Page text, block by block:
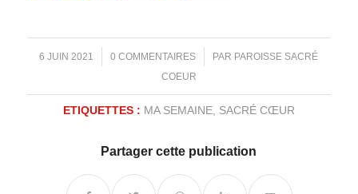
6 JUIN 2021
/ 0 COMMENTAIRES
/ PAR PAROISSE SACRÉ
COEUR
ETIQUETTES : MA SEMAINE, SACRÉ CŒUR
Partager cette publication